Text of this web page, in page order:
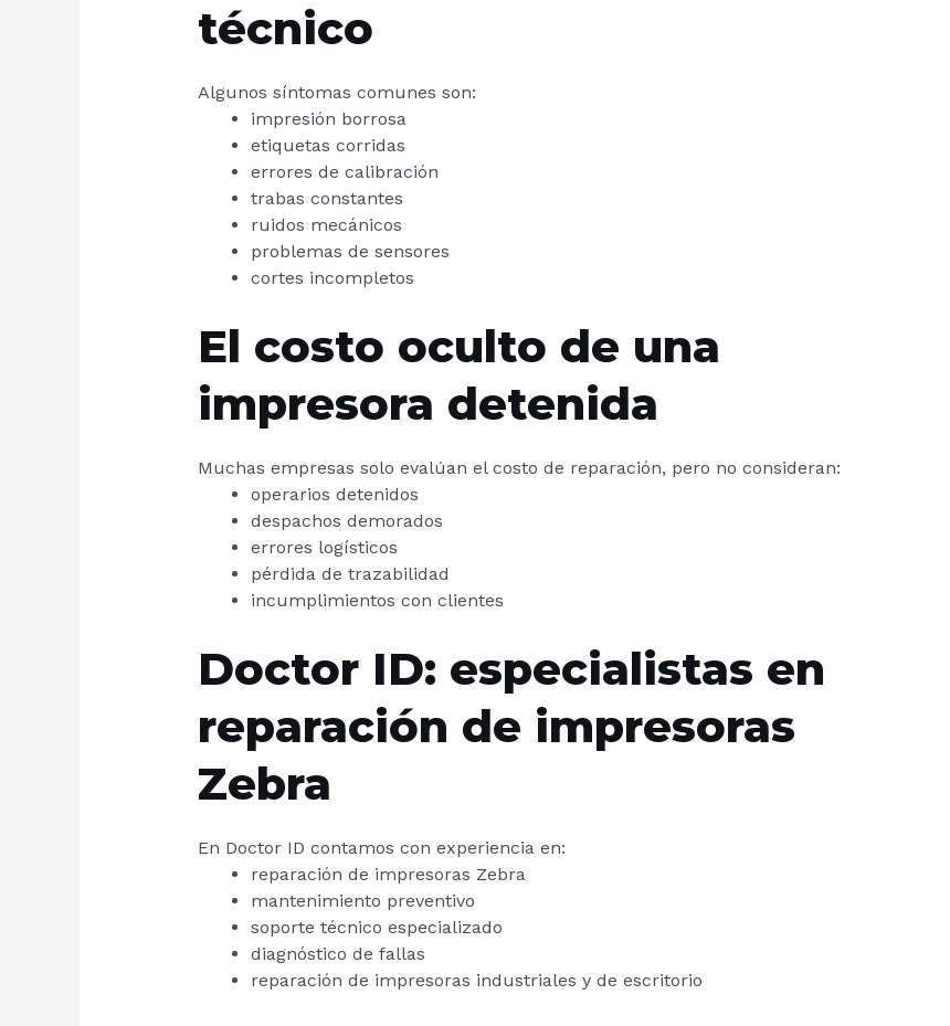
técnico
Algunos síntomas comunes son:
impresión borrosa
etiquetas corridas
errores de calibración
trabas constantes
ruidos mecánicos
problemas de sensores
cortes incompletos
El costo oculto de una
impresora detenida
Muchas empresas solo evalúan el costo de reparación, pero no consideran:
operarios detenidos
despachos demorados
errores logísticos
pérdida de trazabilidad
incumplimientos con clientes
Doctor ID: especialistas en
reparación de impresoras
Zebra
En Doctor ID contamos con experiencia en:
reparación de impresoras Zebra
mantenimiento preventivo
soporte técnico especializado
diagnóstico de fallas
reparación de impresoras industriales y de escritorio